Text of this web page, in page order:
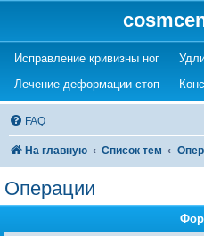
Исправление кривизны ног(Opens
Лечение деформации стоп(Opens
FAQ
На главную Список тем
Операции